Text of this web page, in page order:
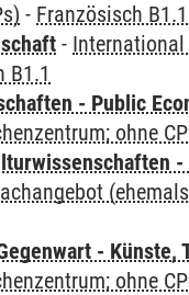
- Französisch B1.1
- International
B1.1
- Public
ohne
- Künste,
ohne